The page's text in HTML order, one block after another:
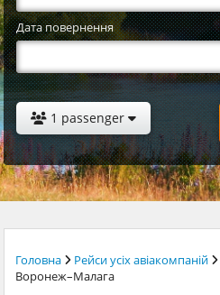
Дата повернення
1 passenger
Головна Рейси усіх авіакомпаній
Воронеж–Малага